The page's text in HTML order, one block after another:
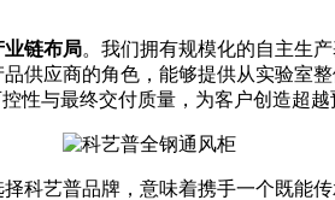
业链布局。我们拥有规模化的自主生
供应商的角色，能够提供从实验室
性与最终交付质量，为客户创造超越
科艺普品牌，意味着携手一个既能